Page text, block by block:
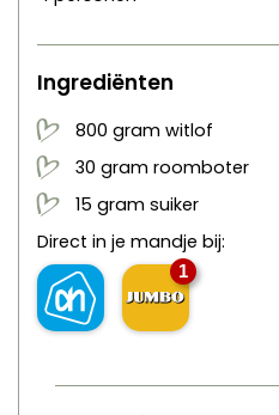
Ingrediënten
800 gram witlof
30 gram roomboter
15 gram suiker
Direct in je mandje bij:
1